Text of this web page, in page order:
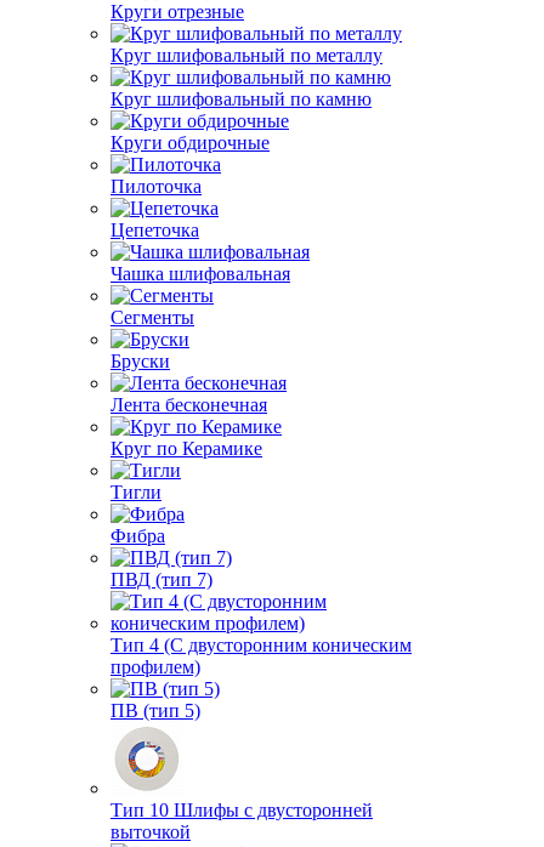
Круги отрезные
Круг шлифовальный по металлу
Круг шлифовальный по камню
Круги обдирочные
Пилоточка
Цепеточка
Чашка шлифовальная
Сегменты
Бруски
Лента бесконечная
Круг по Керамике
Тигли
Фибра
ПВД (тип 7)
Тип 4 (С двусторонним коническим
профилем)
ПВ (тип 5)
Тип 10 Шлифы с двусторонней
выточкой